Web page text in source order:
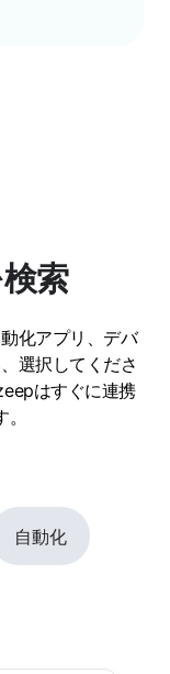
索
化アプリ、デバ
選択してくださ
はすぐに連携
自動化